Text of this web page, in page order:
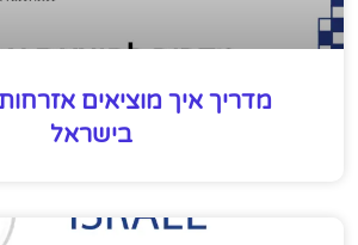
מדריך איך מוציאים
בישראל